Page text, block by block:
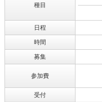
種目
日程
時間
募集
参加費
受付